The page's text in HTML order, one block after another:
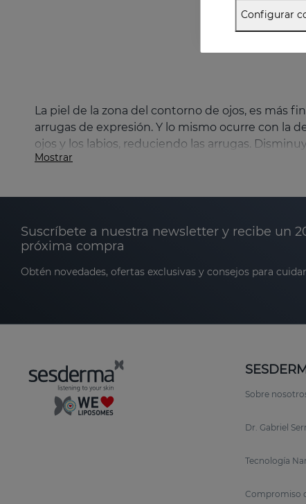
La piel de la zona del contorno de ojos, es más
arrugas de expresión. Y lo mismo ocurre con la
ojos y los labios, reduciendo las arrugas.
Mostrar
Suscríbete a nuestra newsletter y recibe un
próxima compra
Obtén novedades, ofertas exclusivas y consejos para
Sobre
Dr. Gabriel
Tecnología
Compromiso
Configurar